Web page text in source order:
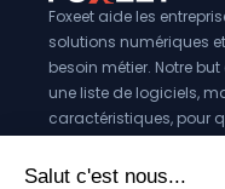
Foxeet aide les
solutions numériques
besoin métier. Notre
une liste de logiciels,
caractéristiques, pour